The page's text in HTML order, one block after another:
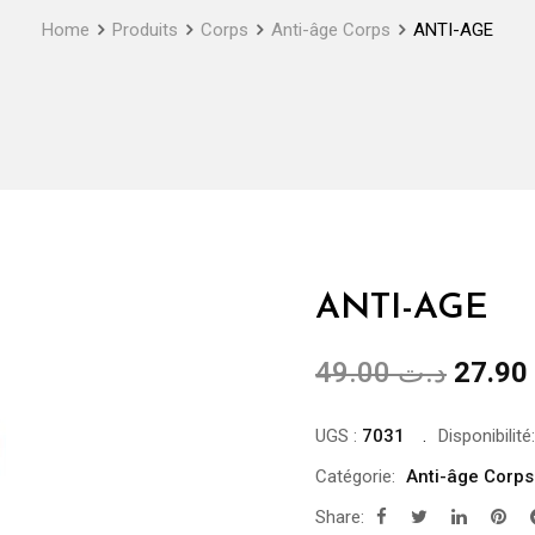
Home Produits Corps Anti-âge Corps ANTI-AGE
ANTI-AGE
د.ت49.00
Le
initial
était :
UGS : 7031 Disponibilité:
Catégorie: Anti-âge Corps
Share: